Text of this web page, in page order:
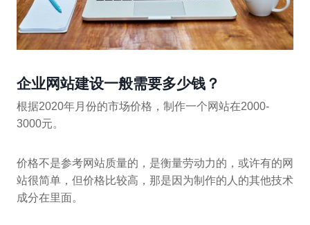
企业网站建设一般需要多少钱？
根据2020年月份的市场价格，制作一个网站在2000-
3000元。
价格不是参考网站质量的，是衡量劳动力的，或许有的网
站很简单，但价格比较高，那是因为制作的人的其他技术
成分在里面。